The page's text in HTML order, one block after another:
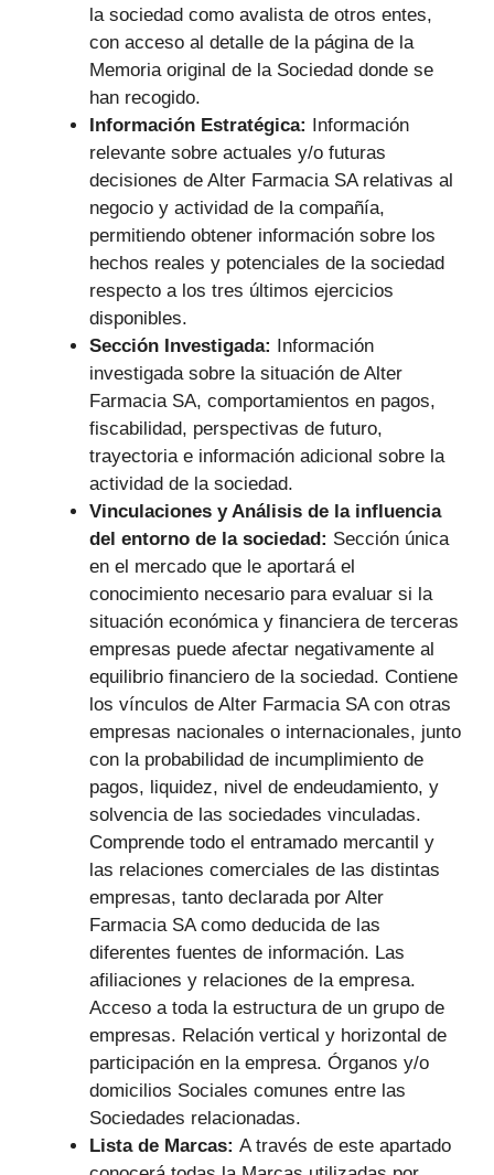
la sociedad como avalista de otros entes,
con acceso al detalle de la página de la
Memoria original de la Sociedad donde se
han recogido.
Información Estratégica: Información
relevante sobre actuales y/o futuras
decisiones de Alter Farmacia SA relativas al
negocio y actividad de la compañía,
permitiendo obtener información sobre los
hechos reales y potenciales de la sociedad
respecto a los tres últimos ejercicios
disponibles.
Sección Investigada: Información
investigada sobre la situación de Alter
Farmacia SA, comportamientos en pagos,
fiscabilidad, perspectivas de futuro,
trayectoria e información adicional sobre la
actividad de la sociedad.
Vinculaciones y Análisis de la influencia
del entorno de la sociedad: Sección única
en el mercado que le aportará el
conocimiento necesario para evaluar si la
situación económica y financiera de terceras
empresas puede afectar negativamente al
equilibrio financiero de la sociedad. Contiene
los vínculos de Alter Farmacia SA con otras
empresas nacionales o internacionales, junto
con la probabilidad de incumplimiento de
pagos, liquidez, nivel de endeudamiento, y
solvencia de las sociedades vinculadas.
Comprende todo el entramado mercantil y
las relaciones comerciales de las distintas
empresas, tanto declarada por Alter
Farmacia SA como deducida de las
diferentes fuentes de información. Las
afiliaciones y relaciones de la empresa.
Acceso a toda la estructura de un grupo de
empresas. Relación vertical y horizontal de
participación en la empresa. Órganos y/o
domicilios Sociales comunes entre las
Sociedades relacionadas.
Lista de Marcas: A través de este apartado